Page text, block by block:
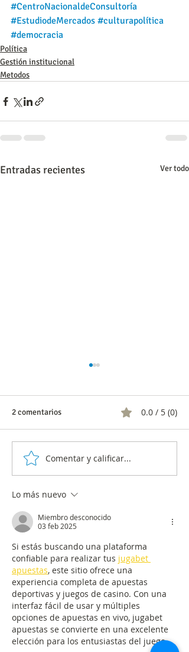
#CentroNacionaldeConsultoría
#EstudiodeMercados #culturapolítica
#democracia
Política
Gestión institucional
Metodos
Entradas recientes Ver todo
La encuesta del Centro
Nacional de Consultoría fue
resultados
2 comentarios 0.0 / 5 (0)
Comentar y calificar...
Lo más nuevo
Miembro desconocido
03 feb 2025
Si estás buscando una plataforma
confiable para realizar tus jugabet
apuestas, este sitio ofrece una
experiencia completa de apuestas
deportivas y juegos de casino. Con una
interfaz fácil de usar y múltiples
opciones de apuestas en vivo, jugabet
apuestas se convierte en una excelente
elección para los entusiastas del juego.